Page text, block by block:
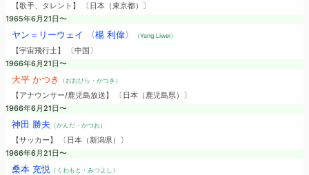
【歌手、タレント】 〔日本（東京都）〕
1965年6月21日〜
ヤン＝リーウェイ 〈楊 利偉〉 （Yang Liwei）
【宇宙飛行士】 〔中国〕
1966年6月21日〜
大平 かつき （おおひら・かつき）
【アナウンサー/鹿児島放送】 〔日本（鹿児島県）〕
1966年6月21日〜
神田 勝夫 （かんだ・かつお）
【サッカー】 〔日本（新潟県）〕
1966年6月21日〜
桑本 充悦（くわもと・みつよし）